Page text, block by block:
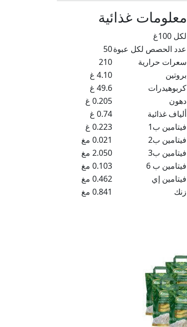
معلومات غذائية
لكل 100غ
عدد الحصص لكل عبوة50
سعرات حرارية
210
بروتين
4.10 غ
كربوهيدرات
49.6 غ
دهون
0.205 غ
ألياف غذائية
0.74 غ
فيتامين ب1
0.223 غ
فيتامين ب2
0.021 مغ
فيتامين ب3
2.050 مغ
فيتامين ب 6
0.103 مغ
فيتامين إي
0.462 مغ
زنك
0.841 مغ